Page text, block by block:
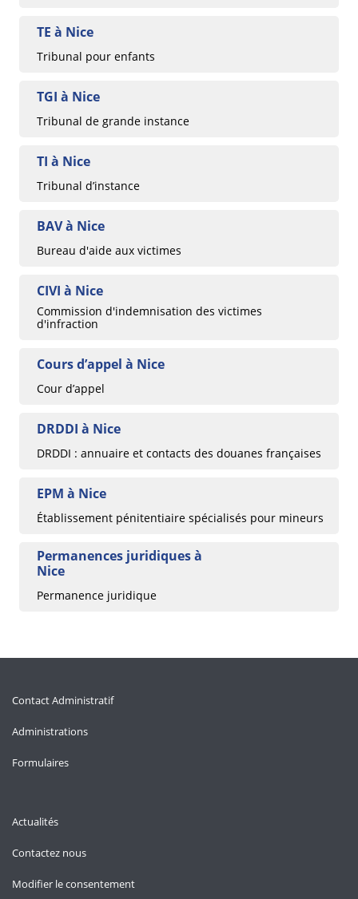
TE à Nice
Tribunal pour enfants
TGI à Nice
Tribunal de grande instance
TI à Nice
Tribunal d’instance
BAV à Nice
Bureau d'aide aux victimes
CIVI à Nice
Commission d'indemnisation des victimes
d'infraction
Cours d’appel à Nice
Cour d’appel
DRDDI à Nice
DRDDI : annuaire et contacts des douanes françaises
EPM à Nice
Établissement pénitentiaire spécialisés pour mineurs
Permanences juridiques à
Nice
Permanence juridique
Contact Administratif
Administrations
Formulaires
Actualités
Contactez nous
Modifier le consentement